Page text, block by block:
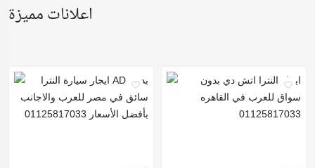
اعلانات مميزة